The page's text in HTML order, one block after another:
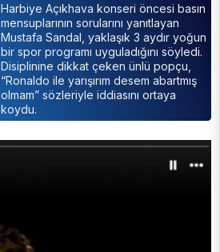
Harbiye Açıkhava konseri öncesi basın
mensuplarının sorularını yanıtlayan
Mustafa Sandal, yaklaşık 3 aydır yoğun
bir spor programı uyguladığını söyledi.
Disiplinine dikkat çeken ünlü popçu,
“Ronaldo ile yarışırım desem abartmış
olmam” sözleriyle iddiasını ortaya
koydu.